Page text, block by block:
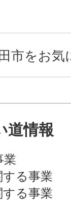
市をお気
道情報
業
る事業
る事業